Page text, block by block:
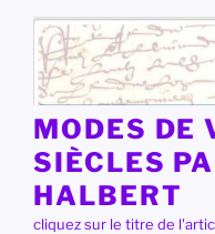
contenu
principal
MODES DE
SIÈCLES
HALBERT
cliquez sur le titre de